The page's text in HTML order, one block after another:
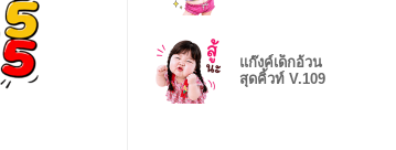
แก๊งค์เด็กอ้วน
สุดคิ้วท์ V.109